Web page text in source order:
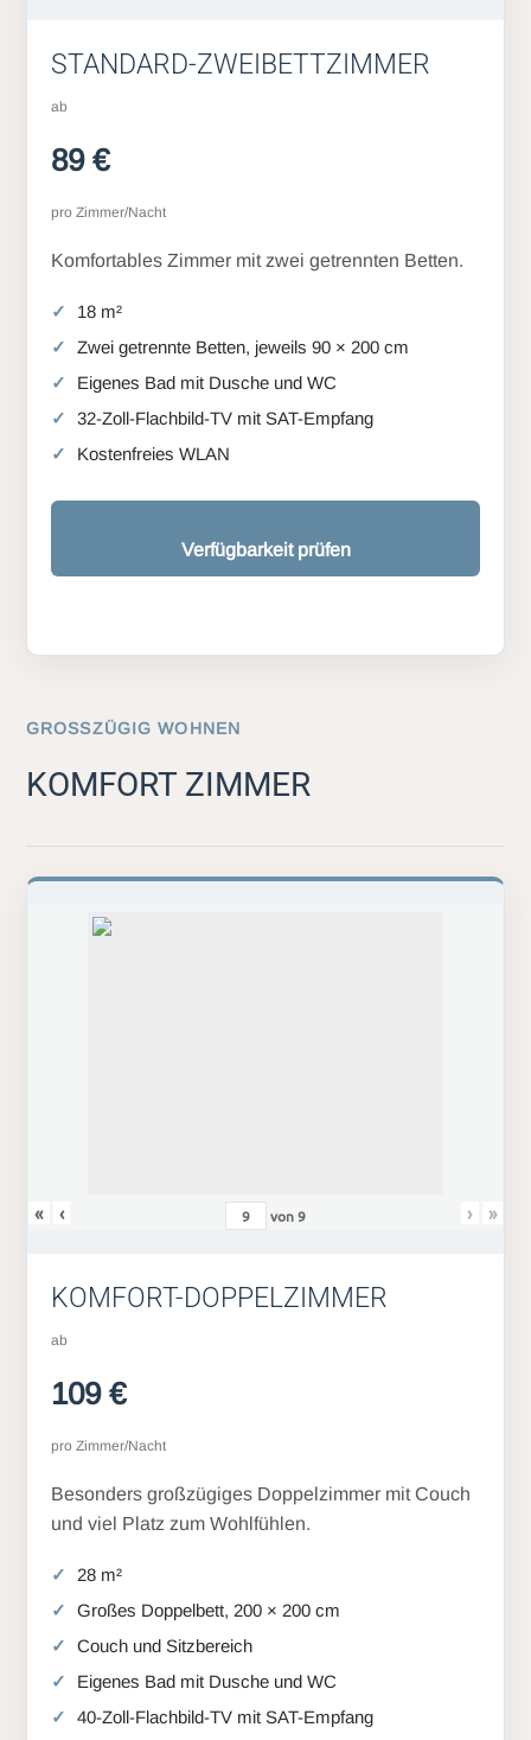
STANDARD-ZWEIBETTZIMMER
ab
89 €
pro Zimmer/Nacht
Komfortables Zimmer mit zwei getrennten Betten.
18 m²
Zwei getrennte Betten, jeweils 90 × 200 cm
Eigenes Bad mit Dusche und WC
32-Zoll-Flachbild-TV mit SAT-Empfang
Kostenfreies WLAN
Verfügbarkeit prüfen
GROSSZÜGIG WOHNEN
KOMFORT ZIMMER
« ‹ von9 › »
KOMFORT-DOPPELZIMMER
ab
109 €
pro Zimmer/Nacht
Besonders großzügiges Doppelzimmer mit Couch
und viel Platz zum Wohlfühlen.
28 m²
Großes Doppelbett, 200 × 200 cm
Couch und Sitzbereich
Eigenes Bad mit Dusche und WC
40-Zoll-Flachbild-TV mit SAT-Empfang